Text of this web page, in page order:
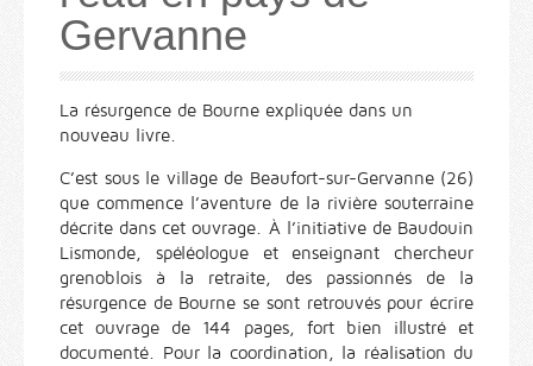
Gervanne
La résurgence de Bourne expliquée dans un
nouveau livre.
C’est sous le village de Beaufort-sur-Gervanne (26)
que commence l’aventure de la rivière souterraine
décrite dans cet ouvrage. À l’initiative de Baudouin
Lismonde, spéléologue et enseignant chercheur
grenoblois à la retraite, des passionnés de la
résurgence de Bourne se sont retrouvés pour écrire
cet ouvrage de 144 pages, fort bien illustré et
documenté. Pour la coordination, la réalisation du